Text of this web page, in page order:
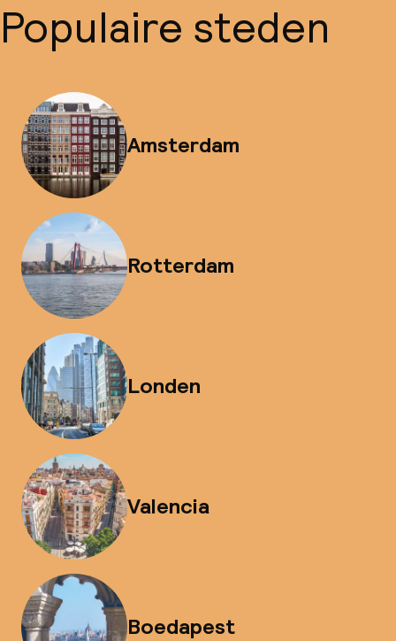
Populaire steden
Amsterdam
Rotterdam
Londen
Valencia
Boedapest